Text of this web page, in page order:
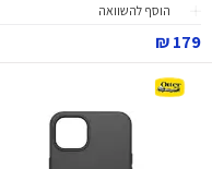
הוסף להשוואה
179 ₪